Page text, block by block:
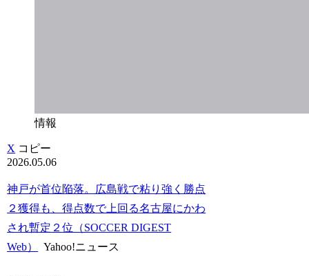
情報
X コピー
2026.05.06
神戸が首位陥落。広島戦で粘り強く勝点
２獲得も、得点数で上回る名古屋にかわ
され暫定２位（SOCCER DIGEST
Web）
Yahoo!ニュース